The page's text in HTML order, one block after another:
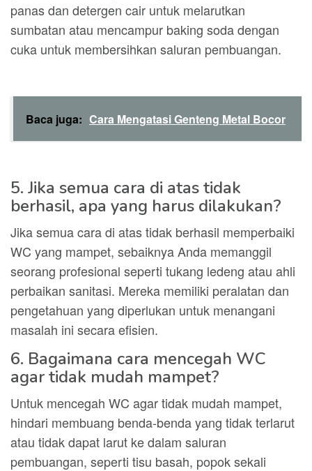
panas dan detergen cair untuk melarutkan
sumbatan atau mencampur baking soda dengan
cuka untuk membersihkan saluran pembuangan.
Baca juga: Cara Mengatasi Genteng Metal Bocor
5. Jika semua cara di atas tidak
berhasil, apa yang harus dilakukan?
Jika semua cara di atas tidak berhasil memperbaiki
WC yang mampet, sebaiknya Anda memanggil
seorang profesional seperti tukang ledeng atau ahli
perbaikan sanitasi. Mereka memiliki peralatan dan
pengetahuan yang diperlukan untuk menangani
masalah ini secara efisien.
6. Bagaimana cara mencegah WC
agar tidak mudah mampet?
Untuk mencegah WC agar tidak mudah mampet,
hindari membuang benda-benda yang tidak terlarut
atau tidak dapat larut ke dalam saluran
pembuangan, seperti tisu basah, popok sekali